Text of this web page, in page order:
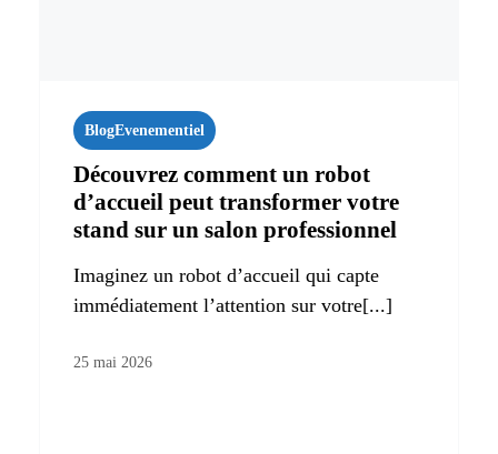
BlogEvenementiel
Découvrez comment un robot
d’accueil peut transformer votre
stand sur un salon professionnel
Imaginez un robot d’accueil qui capte
immédiatement l’attention sur votre[...]
25 mai 2026